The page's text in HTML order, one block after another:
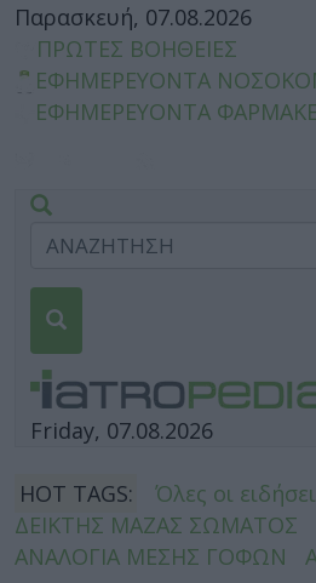
Παρασκευή, 07.08.2026
ΠΡΩΤΕΣ ΒΟΗΘΕΙΕΣ
ΕΦΗΜΕΡΕΥΟΝΤΑ
ΕΦΗΜΕΡΕΥΟΝΤΑ
Friday, 07.08.2026
HOT TAGS:
Όλες οι
ΔΕΙΚΤΗΣ ΜΑΖΑΣ ΣΩΜΑΤΟΣ
ΑΝΑΛΟΓΙΑ ΜΕΣΗΣ ΓΟΦΩΝ